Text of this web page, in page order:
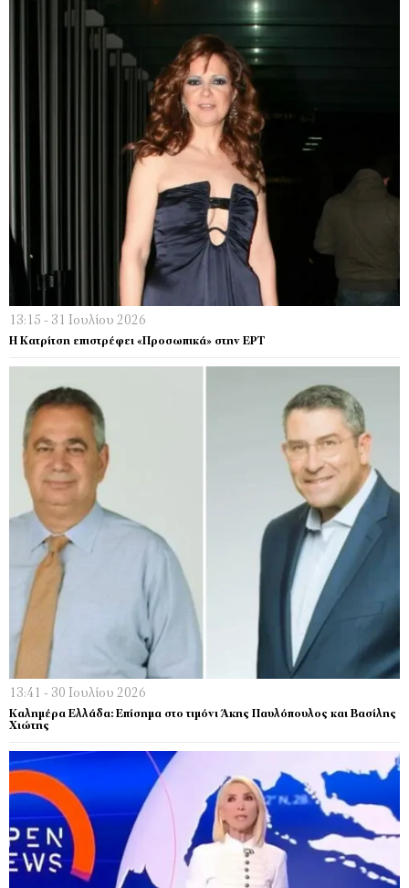
13:15 - 31 Ιουλίου 2026
Η Κατρίτση επιστρέφει «Προσωπικά» στην ΕΡΤ
13:41 - 30 Ιουλίου 2026
Καλημέρα Ελλάδα: Επίσημα στο τιμόνι Άκης Παυλόπουλος και Βασίλης
Χιώτης